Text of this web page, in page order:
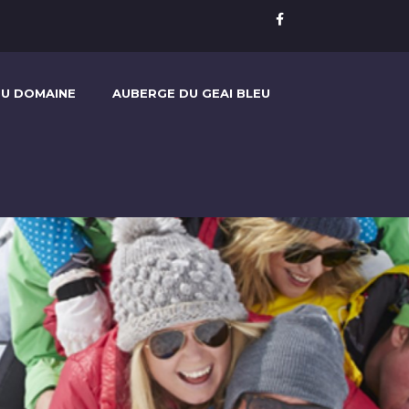
DOMAINE AUBERGE DU GEAI BLEU